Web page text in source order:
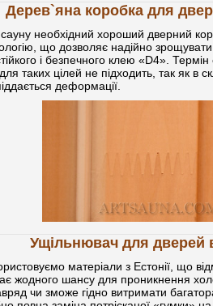
Дерев`яна коробка для
необхідний хороший дверний
що дозволяє надійно
і безпечного клею «D4».
таких цілей не підходить, так як в
деформації.
Ущільнювач для дверей
матеріали з Естонії, що
жодного шансу для проникнення
чи зможе гідно витримати